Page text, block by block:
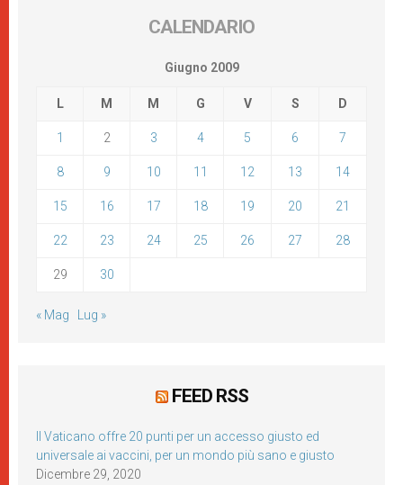
CALENDARIO
Giugno 2009
L M M G V S D
1 2 3 4 5 6 7
8 9 10 11 12 13 14
15 16 17 18 19 20 21
22 23 24 25 26 27 28
29 30
« Mag Lug »
FEED RSS
Il Vaticano offre 20 punti per un accesso giusto ed
universale ai vaccini, per un mondo più sano e giusto
Dicembre 29, 2020